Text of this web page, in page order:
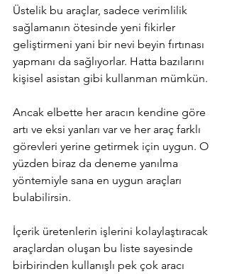
Üstelik bu araçlar, sadece verimlilik
sağlamanın ötesinde yeni fikirler
geliştirmeni yani bir nevi beyin fırtınası
yapmanı da sağlıyorlar. Hatta bazılarını
kişisel asistan gibi kullanman mümkün.
Ancak elbette her aracın kendine göre
artı ve eksi yanları var ve her araç farklı
görevleri yerine getirmek için uygun. O
yüzden biraz da deneme yanılma
yöntemiyle sana en uygun araçları
bulabilirsin.
İçerik üretenlerin işlerini kolaylaştıracak
araçlardan oluşan bu liste sayesinde
birbirinden kullanışlı pek çok aracı